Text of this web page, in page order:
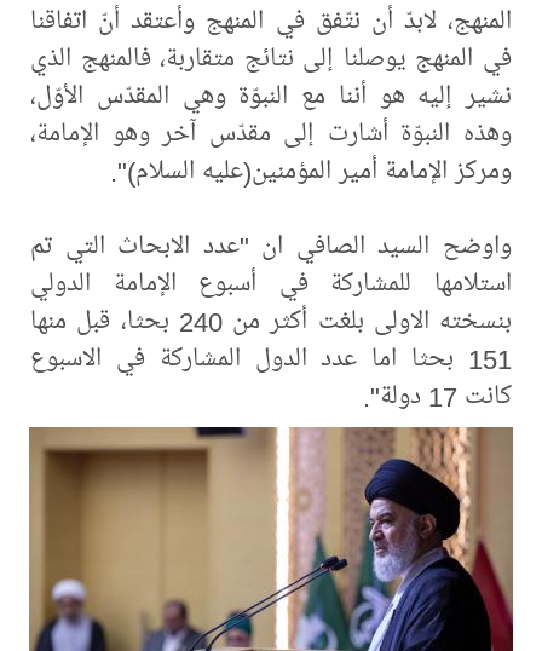
المنهج، لابدّ أن نتّفق في المنهج وأعتقد أنّ اتفاقنا
في المنهج يوصلنا إلى نتائج متقاربة، فالمنهج الذي
نشير إليه هو أننا مع النبوّة وهي المقدّس الأوّل،
وهذه النبوّة أشارت إلى مقدّس آخر وهو الإمامة،
ومركز الإمامة أمير المؤمنين(عليه السلام)".
واوضح السيد الصافي ان "عدد الابحاث التي تم
استلامها للمشاركة في أسبوع الإمامة الدولي
بنسخته الاولى بلغت أكثر من 240 بحثا، قبل منها
151 بحثا اما عدد الدول المشاركة في الاسبوع
كانت 17 دولة".